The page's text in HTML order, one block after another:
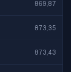
869,87
873,35
873,43